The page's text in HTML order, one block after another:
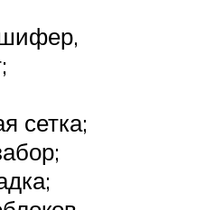
сетка;